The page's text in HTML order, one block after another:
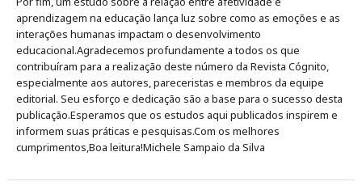
aprendizagem na educação lança luz sobre como as emoções e as
interações humanas impactam o desenvolvimento
educacional.Agradecemos profundamente a todos os que
contribuíram para a realização deste número da Revista Cógnito,
especialmente aos autores, pareceristas e membros da equipe
editorial. Seu esforço e dedicação são a base para o sucesso desta
publicação.Esperamos que os estudos aqui publicados inspirem e
informem suas práticas e pesquisas.Com os melhores
cumprimentos,Boa leitura!Michele Sampaio da Silva